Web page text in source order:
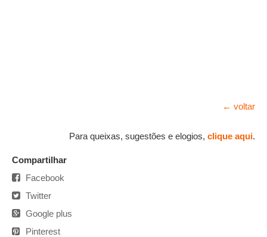
← voltar
Para queixas, sugestões e elogios, clique aqui.
Compartilhar
Facebook
Twitter
Google plus
Pinterest